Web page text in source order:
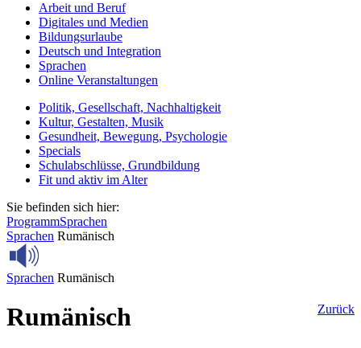
Arbeit und Beruf
Digitales und Medien
Bildungsurlaube
Deutsch und Integration
Sprachen
Online Veranstaltungen
Politik, Gesellschaft, Nachhaltigkeit
Kultur, Gestalten, Musik
Gesundheit, Bewegung, Psychologie
Specials
Schulabschlüsse, Grundbildung
Fit und aktiv im Alter
Sie befinden sich hier:
ProgrammSprachen
Sprachen Rumänisch
Sprachen Rumänisch
Zurück
Rumänisch